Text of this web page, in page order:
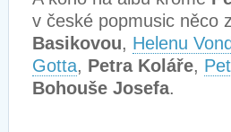
v české popmusic něco
Basikovou, Helenu
Gotta, Petra Koláře,
Bohouše Josefa.